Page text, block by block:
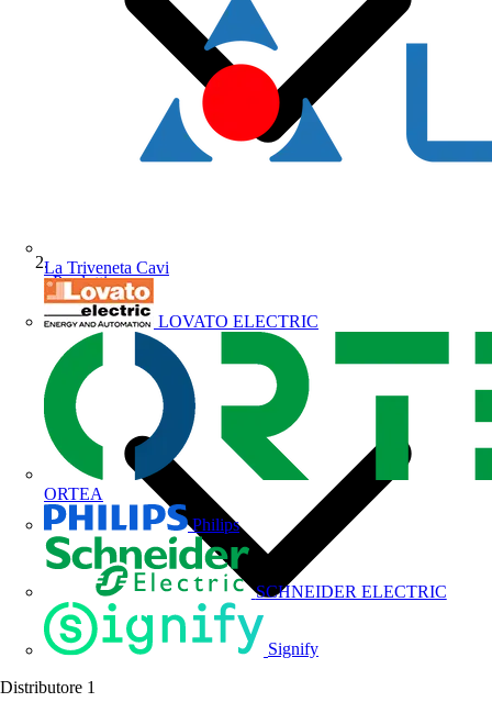
La Triveneta Cavi
LOVATO ELECTRIC
ORTEA
Philips
SCHNEIDER ELECTRIC
Signify
Distributore 1
Prodotti